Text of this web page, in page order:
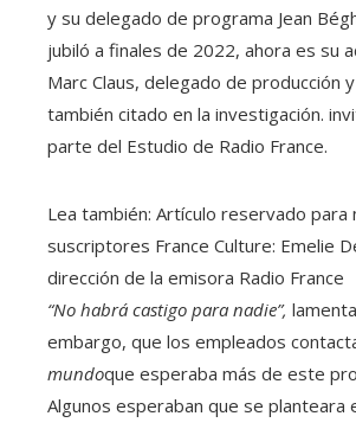
y su delegado de programa Jean
jubiló a finales de 2022, ahora es su
Marc Claus, delegado de producción
también citado en la investigación.
parte del Estudio de Radio France.
Lea también: Artículo reservado para
suscriptores France Culture: Emelie
dirección de la emisora ​​Radio France
“No habrá castigo para nadie”,
embargo, que los empleados
mundoque esperaba más de este
Algunos esperaban que se planteara